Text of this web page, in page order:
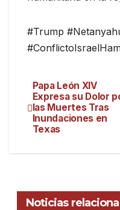
#Trump
Papa León XIV
Expresa su Dolor
las Muertes Tras
Inundaciones en
Texas
Noticias